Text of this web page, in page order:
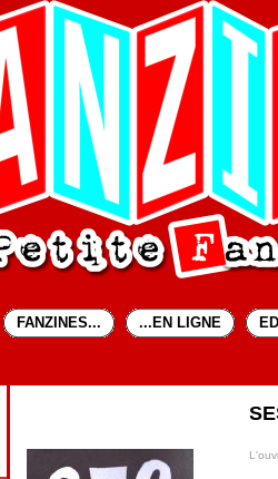
FANZINES... ...EN LIGNE